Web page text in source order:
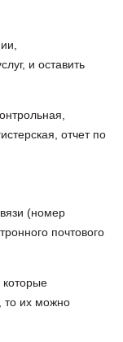
и оставить
отчет по
(номер
почтового
то их можно